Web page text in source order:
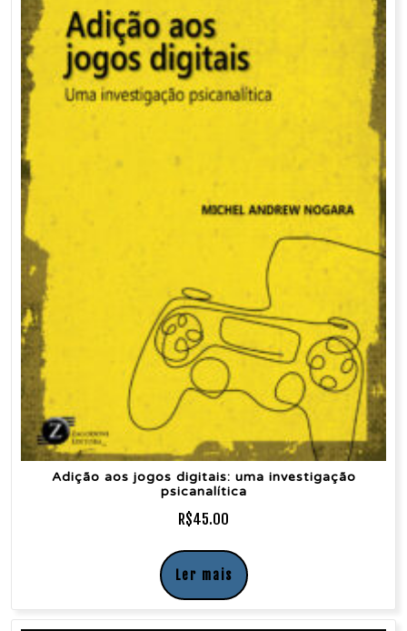
Adição aos jogos digitais: uma investigação
psicanalítica
R$45.00
Ler mais